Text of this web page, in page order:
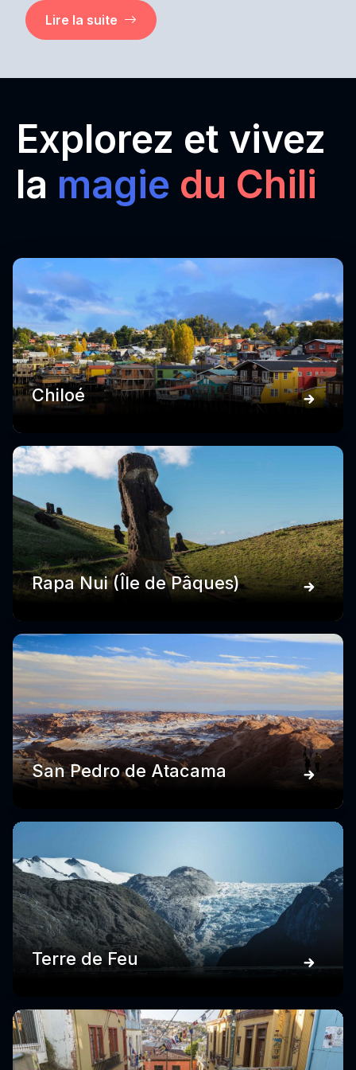
Lire la suite
Explorez et vivez
la magie du Chili
Chiloé
Rapa Nui (Île de Pâques)
San Pedro de Atacama
Terre de Feu